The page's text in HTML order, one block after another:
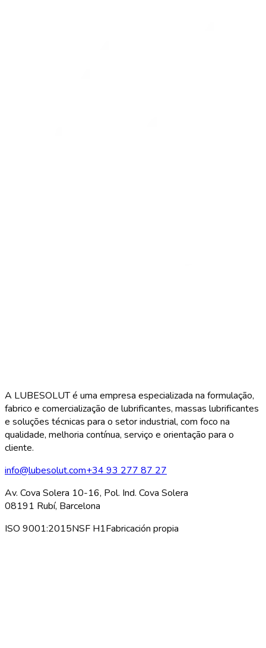
A LUBESOLUT é uma empresa especializada na formulação,
fabrico e comercialização de lubrificantes, massas lubrificantes
e soluções técnicas para o setor industrial, com foco na
qualidade, melhoria contínua, serviço e orientação para o
cliente.
info@lubesolut.com+34 93 277 87 27
Av. Cova Solera 10-16, Pol. Ind. Cova Solera
08191 Rubí, Barcelona
ISO 9001:2015NSF H1Fabricación propia